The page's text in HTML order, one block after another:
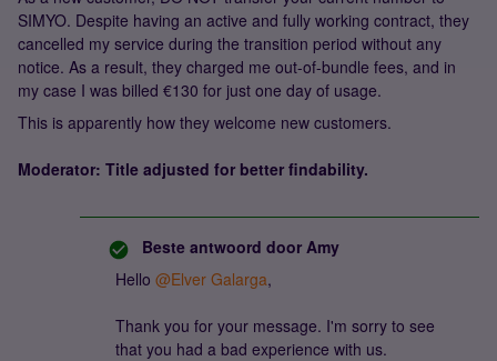
SIMYO. Despite having an active and fully working contract, they
cancelled my service during the transition period without any
notice. As a result, they charged me out-of-bundle fees, and in
my case I was billed €130 for just one day of usage.
This is apparently how they welcome new customers.
Moderator: Title adjusted for better findability.
Beste antwoord door Amy
Hello ​ @Elver Galarga,
Thank you for your message. I'm sorry to see
that you had a bad experience with us.